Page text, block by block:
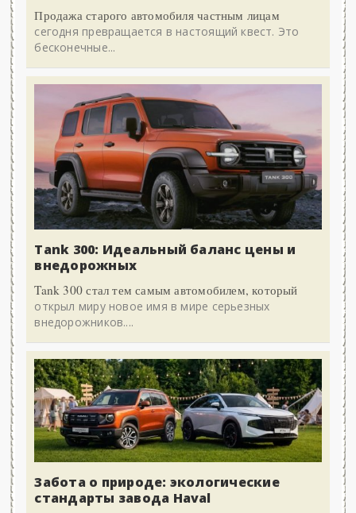
Продажа старого автомобиля частным лицам
сегодня превращается в настоящий квест. Это
бесконечные...
Tank 300: Идеальный баланс цены и
внедорожных
Tank 300 стал тем самым автомобилем, который
открыл миру новое имя в мире серьезных
внедорожников....
Забота о природе: экологические
стандарты завода Haval